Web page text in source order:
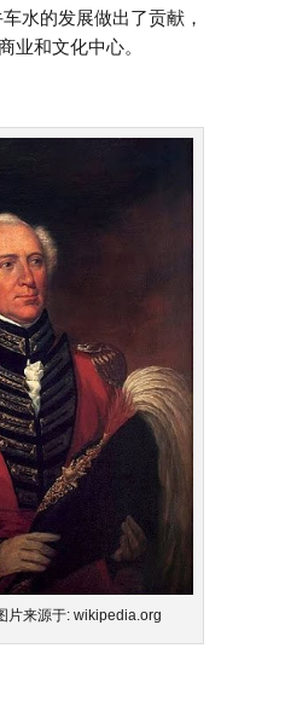
水的发展做出了贡献，
业和文化中心。
片来源于: wikipedia.org